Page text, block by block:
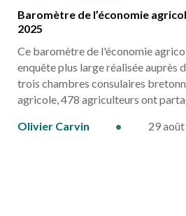
Baromètre de l’économie
2025
Ce baromètre de l'économie
enquête plus large réalisée auprès
trois chambres consulaires
agricole, 478 agriculteurs ont
Olivier Carvin
• 29